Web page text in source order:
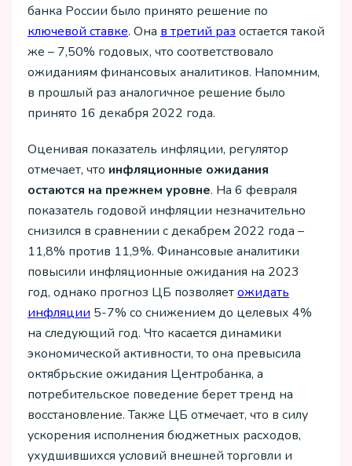
банка России было принято решение по
ключевой ставке. Она в третий раз остается такой
же – 7,50% годовых, что соответствовало
ожиданиям финансовых аналитиков. Напомним,
в прошлый раз аналогичное решение было
принято 16 декабря 2022 года.
Оценивая показатель инфляции, регулятор
отмечает, что инфляционные ожидания
остаются на прежнем уровне. На 6 февраля
показатель годовой инфляции незначительно
снизился в сравнении с декабрем 2022 года –
11,8% против 11,9%. Финансовые аналитики
повысили инфляционные ожидания на 2023
год, однако прогноз ЦБ позволяетожидать
инфляции 5-7% со снижением до целевых 4%
на следующий год. Что касается динамики
экономической активности, то она превысила
октябрьские ожидания Центробанка, а
потребительское поведение берет тренд на
восстановление. Также ЦБ отмечает, что в силу
ускорения исполнения бюджетных расходов,
ухудшившихся условий внешней торговли и